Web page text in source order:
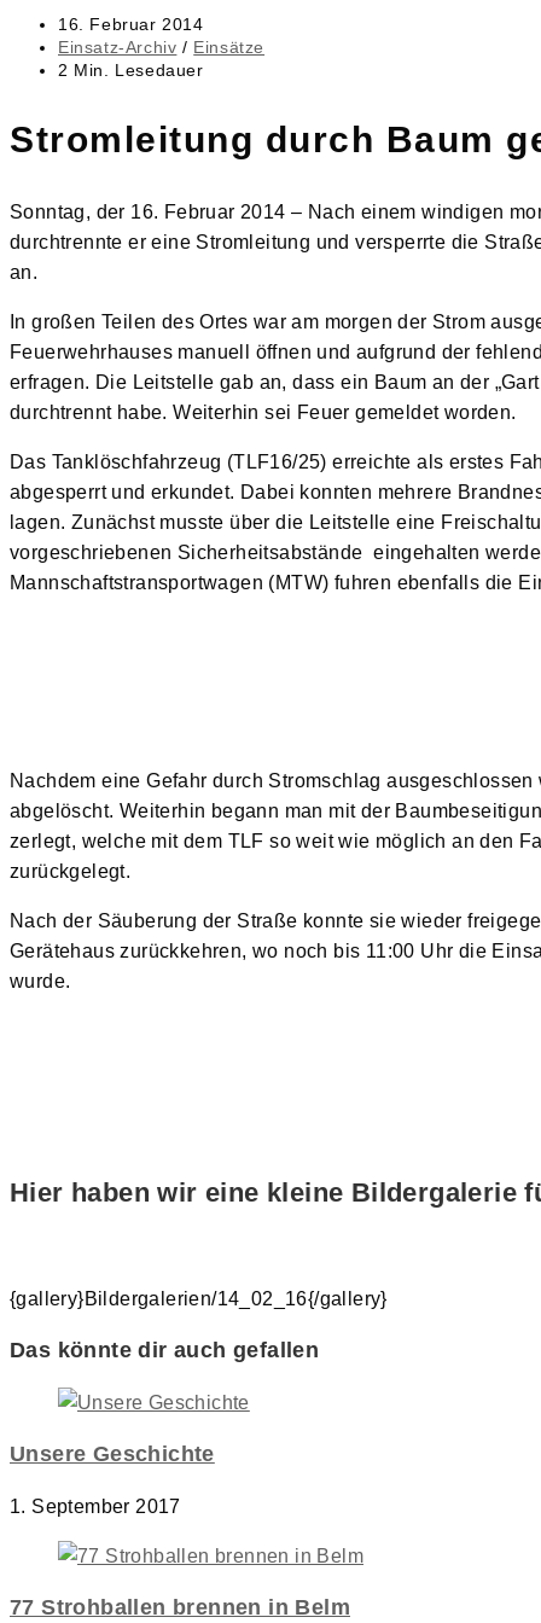
Beitrag
veröffentlicht:
16. Februar 2014
Beitrags-
Kategorie:
Einsatz-Archiv / Einsätze
Lesedauer:
2 Min. Lesedauer
Stromleitung durch Baum
Sonntag, der 16. Februar 2014 – Nach einem windigen
durchtrennte er eine Stromleitung und versperrte die
an.
In großen Teilen des Ortes war am morgen der Strom
Feuerwehrhauses manuell öffnen und aufgrund der
erfragen. Die Leitstelle gab an, dass ein Baum an der
durchtrennt habe. Weiterhin sei Feuer gemeldet worden.
Das Tanklöschfahrzeug (TLF16/25) erreichte als erstes
abgesperrt und erkundet. Dabei konnten mehrere
lagen. Zunächst musste über die Leitstelle eine
vorgeschriebenen Sicherheitsabstände eingehalten
Mannschaftstransportwagen (MTW) fuhren ebenfalls die
Nachdem eine Gefahr durch Stromschlag
abgelöscht. Weiterhin begann man mit der
zerlegt, welche mit dem TLF so weit wie möglich an den
zurückgelegt.
Nach der Säuberung der Straße konnte sie wieder
Gerätehaus zurückkehren, wo noch bis 11:00 Uhr die
wurde.
Hier haben wir eine kleine Bildergalerie
{gallery}Bildergalerien/14_02_16{/gallery}
Das könnte dir auch gefallen
Unsere Geschichte
1. September 2017
77 Strohballen brennen in Belm